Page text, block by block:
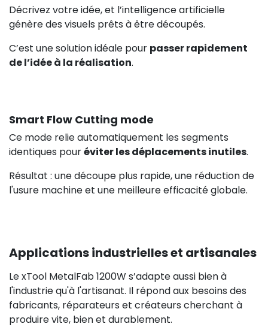
Décrivez votre idée, et l’intelligence artificielle
génère des visuels prêts à être découpés.
C’est une solution idéale pour passer rapidement
de l’idée à la réalisation.
Smart Flow Cutting mode
Ce mode relie automatiquement les segments
identiques pouréviter les déplacements inutiles.
Résultat : une découpe plus rapide, une réduction de
l'usure machine et une meilleure efficacité globale.
Applications industrielles et artisanales
Le xTool MetalFab 1200W s’adapte aussi bien à
l'industrie qu'à l'artisanat. Il répond aux besoins des
fabricants, réparateurs et créateurs cherchant à
produire vite, bien et durablement.